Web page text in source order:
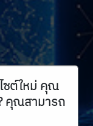
ซต์ใหม่ คุณ
คุณสามารถ